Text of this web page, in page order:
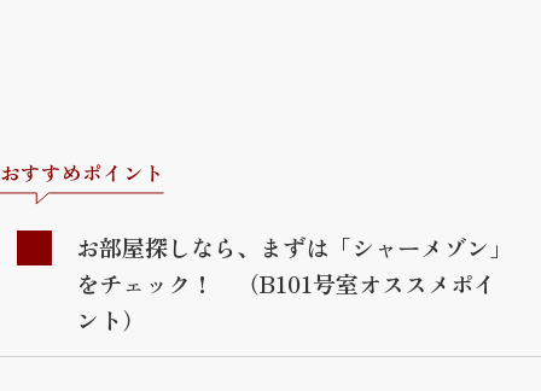
おすすめポイント
お部屋探しなら、まずは「シャーメゾン」
をチェック！ （B101号室オススメポイ
ント）